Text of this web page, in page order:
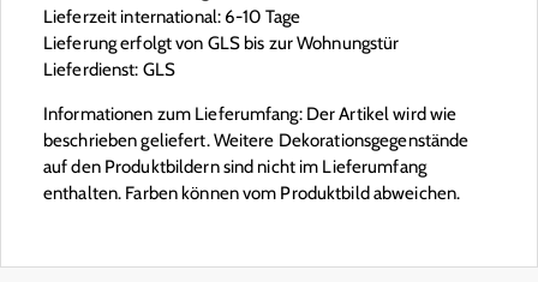
Lieferzeit international: 6-10 Tage
Lieferung erfolgt von GLS bis zur Wohnungstür
Lieferdienst: GLS
Informationen zum Lieferumfang: Der Artikel wird wie
beschrieben geliefert. Weitere Dekorationsgegenstände
auf den Produktbildern sind nicht im Lieferumfang
enthalten. Farben können vom Produktbild abweichen.